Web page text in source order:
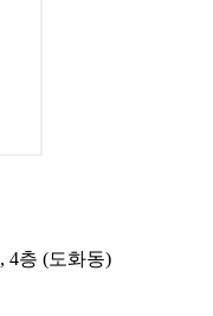
4층 (도화동)